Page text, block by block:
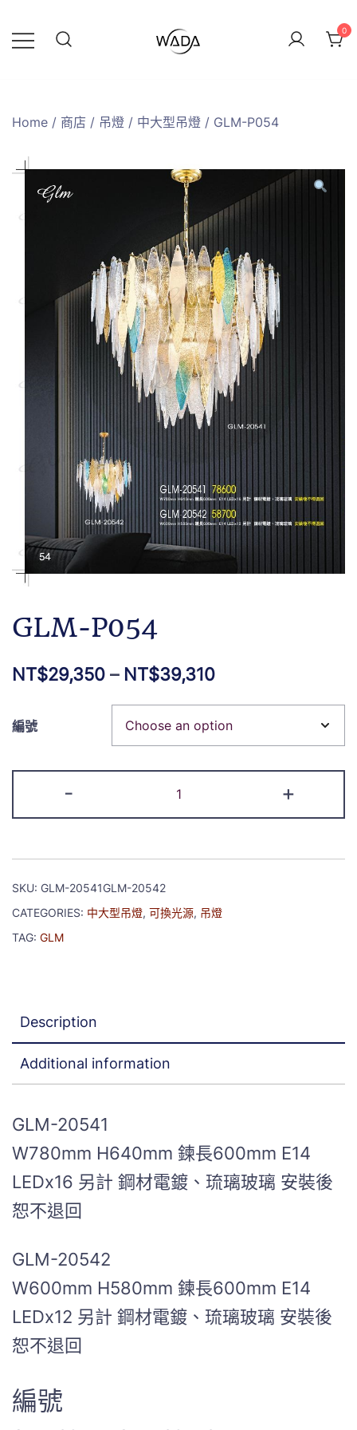
0
Home / 商店 / 吊燈 / 中大型吊燈 / GLM-P054
GLM-P054
NT$29,350 – NT$39,310
編號
- +
SKU: GLM-20541GLM-20542
CATEGORIES: 中大型吊燈, 可換光源, 吊燈
TAG: GLM
Description
Additional information
GLM-20541
W780mm H640mm 鍊長600mm E14
LEDx16 另計 鋼材電鍍、琉璃玻璃 安裝後
恕不退回
GLM-20542
W600mm H580mm 鍊長600mm E14
LEDx12 另計 鋼材電鍍、琉璃玻璃 安裝後
恕不退回
編號